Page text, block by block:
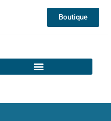
Boutique